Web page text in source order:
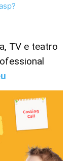
TV e teatro